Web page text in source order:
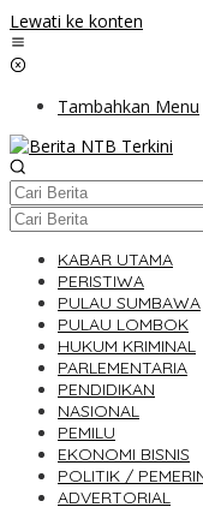
Lewati ke konten
Tambahkan Menu
KABAR UTAMA
PERISTIWA
PULAU SUMBAWA
PULAU LOMBOK
HUKUM KRIMINAL
PARLEMENTARIA
PENDIDIKAN
NASIONAL
PEMILU
EKONOMI BISNIS
POLITIK /
ADVERTORIAL